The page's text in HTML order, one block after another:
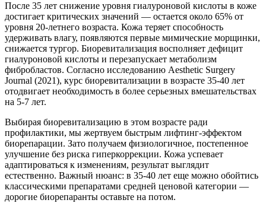
После 35 лет снижение уровня гиалуроновой кислоты в коже
достигает критических значений — остается около 65% от
уровня 20-летнего возраста. Кожа теряет способность
удерживать влагу, появляются первые мимические морщинки,
снижается тургор. Биоревитализация восполняет дефицит
гиалуроновой кислоты и перезапускает метаболизм
фибробластов. Согласно исследованию Aesthetic Surgery
Journal (2021), курс биоревитализации в возрасте 35-40 лет
отодвигает необходимость в более серьезных вмешательствах
на 5-7 лет.
Выбирая биоревитализацию в этом возрасте ради
профилактики, мы жертвуем быстрым лифтинг-эффектом
биорепарации. Зато получаем физиологичное, постепенное
улучшение без риска гиперкоррекции. Кожа успевает
адаптироваться к изменениям, результат выглядит
естественно. Важный нюанс: в 35-40 лет еще можно обойтись
классическими препаратами средней ценовой категории —
дорогие биорепаранты оставьте на потом.